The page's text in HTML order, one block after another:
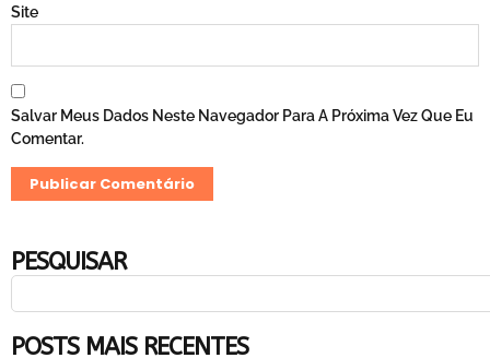
Site
Salvar Meus Dados Neste Navegador Para A Próxima Vez Que Eu
Comentar.
PESQUISAR
POSTS MAIS RECENTES